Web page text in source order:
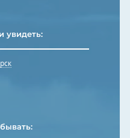
увидеть: